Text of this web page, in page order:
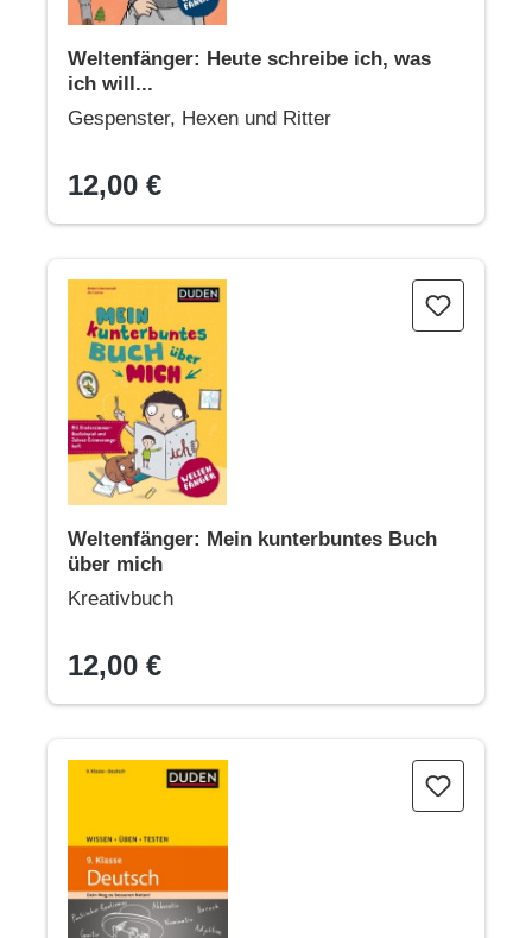
Weltenfänger: Heute schreibe ich, was
ich will...
Gespenster, Hexen und Ritter
12,00 €
Weltenfänger: Mein kunterbuntes Buch über mich
Weltenfänger: Mein kunterbuntes Buch
über mich
Kreativbuch
12,00 €
Wissen – Üben – Testen: Deutsch 9. Klasse